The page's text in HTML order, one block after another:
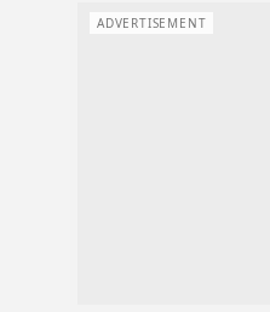
ADVERTISEMENT